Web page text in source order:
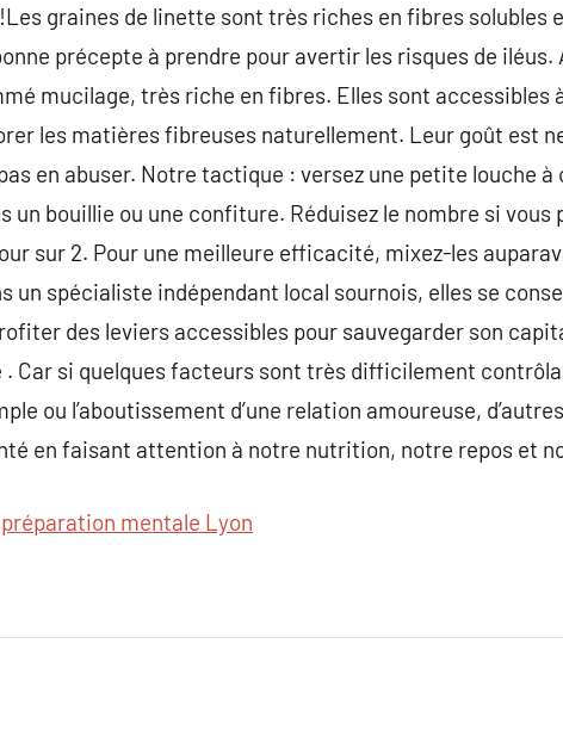
graines de linette sont très riches en fibres solubles
précepte à prendre pour avertir les risques de iléus.
mucilage, très riche en fibres. Elles sont accessibles
les matières fibreuses naturellement. Leur goût est
en abuser. Notre tactique : versez une petite louche à
un bouillie ou une confiture. Réduisez le nombre si vous
sur 2. Pour une meilleure efficacité, mixez-les
un spécialiste indépendant local sournois, elles se
des leviers accessibles pour sauvegarder son
Car si quelques facteurs sont très difficilement
ou l’aboutissement d’une relation amoureuse,
en faisant attention à notre nutrition, notre repos et
préparation mentale Lyon